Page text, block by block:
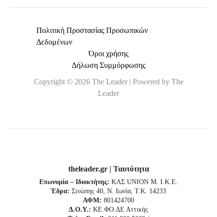
Πολιτική Προστασίας Προσωπικών
Δεδομένων
Όροι χρήσης
Δήλωση Συμμόρφωσης
Copyright © 2026 The Leader | Powered by The
Leader
theleader.gr | Ταυτότητα
Επωνυμία – Ιδιοκτήτης: ΚΛΣ UNION Μ. Ι.Κ.Ε.
Έδρα: Σινώπης 40, Ν. Ιωνία, Τ.Κ. 14233
ΑΦΜ: 801424700
Δ.Ο.Υ.: ΚΕ.ΦΟ.ΔΕ Αττικής